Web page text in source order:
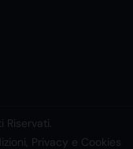
Riservati.
Privacy e Cookies